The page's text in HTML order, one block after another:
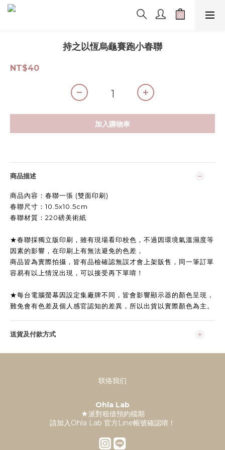
持之以恆烏龜賽跑小春聯
NT$40
加入購物車
商品描述
商品內容：春聯一張 (雙面印刷)
春聯尺寸：10.5x10.5cm
春聯材質：220磅美術紙
★春聯採獨立版印刷，雖有現場看印校色，不過因環境氣溫濕度等
因素的影響， 在印刷上有無法避免的色差，
商品皆為實際拍攝， 皆有品檢確認無誤才會上架販售， 同一筆訂單
容易有以上情況出現， 可以接受再下單唷！
★每台電腦螢幕因設定集廠牌不同，皆會影響顯示器的顏色呈現，
難免會有色差及個人感官認知的差異，所以出貨以實際顏色為主。
送貨及付款方式
联络我们
Ohla Lab
★派對租借預約檔期
請加入Ohla Lab 官方Line帳號確認唷！